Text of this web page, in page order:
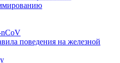
nCoV
поведения на железной